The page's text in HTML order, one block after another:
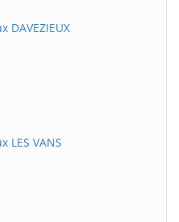
DAVEZIEUX
LES VANS